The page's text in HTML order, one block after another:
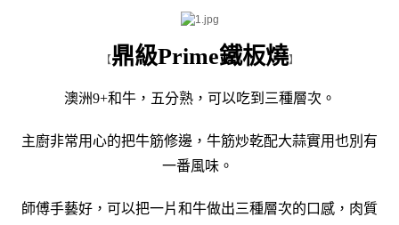
【鼎級Prime鐵板燒】
澳洲9+和牛，五分熟，可以吃到三種層次。
主廚非常用心的把牛筋修邊，牛筋炒乾配大蒜實用也別有
一番風味。
師傅手藝好，可以把一片和牛做出三種層次的口感，肉質